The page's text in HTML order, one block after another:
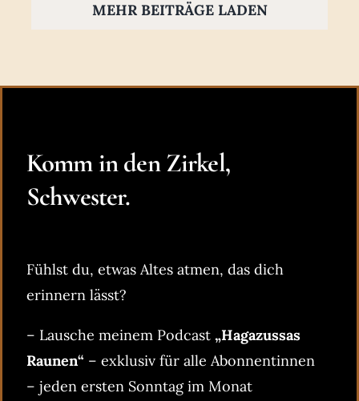
MEHR BEITRÄGE LADEN
Komm in den Zirkel,
Schwester.
Fühlst du, etwas Altes atmen, das dich
erinnern lässt?
– Lausche meinem Podcast „Hagazussas
Raunen“ – exklusiv für alle Abonnentinnen
– jeden ersten Sonntag im Monat